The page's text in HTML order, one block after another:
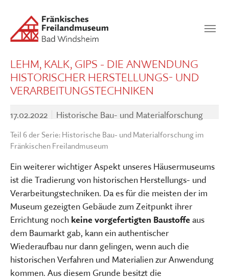
SUCHEN
LEHM, KALK, GIPS - DIE ANWENDUNG
HISTORISCHER HERSTELLUNGS- UND
VERARBEITUNGSTECHNIKEN
17.02.2022 Historische Bau- und Materialforschung
Teil 6 der Serie: Historische Bau- und Materialforschung im
Fränkischen Freilandmuseum
Ein weiterer wichtiger Aspekt unseres Häusermuseums
ist die Tradierung von historischen Herstellungs- und
Verarbeitungstechniken. Da es für die meisten der im
Museum gezeigten Gebäude zum Zeitpunkt ihrer
Errichtung noch keine vorgefertigten Baustoffeaus
dem Baumarkt gab, kann ein authentischer
Wiederaufbau nur dann gelingen, wenn auch die
historischen Verfahren und Materialien zur Anwendung
kommen. Aus diesem Grunde besitzt die